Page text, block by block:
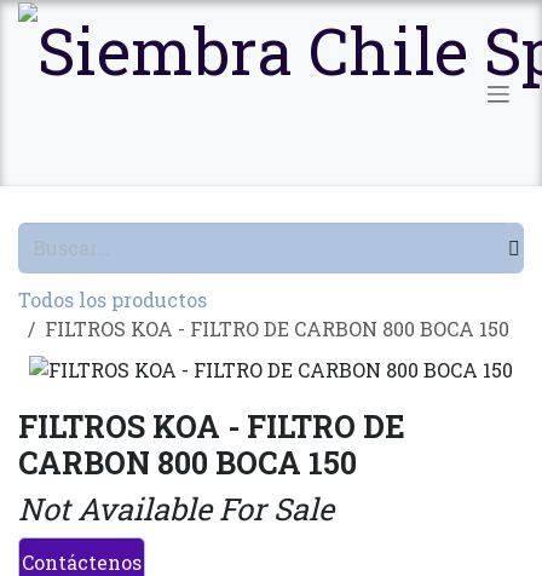
Ir al contenido
Todos los productos
FILTROS KOA - FILTRO DE CARBON 800 BOCA 150
FILTROS KOA - FILTRO DE
CARBON 800 BOCA 150
Not Available For Sale
Contáctenos